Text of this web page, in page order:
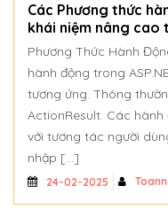
Các Phương thức
khái niệm nâng cao
Phương Thức Hành
hành động trong
tương ứng. Thông
ActionResult. Các
với tương tác người
nhập […]
24-02-2025